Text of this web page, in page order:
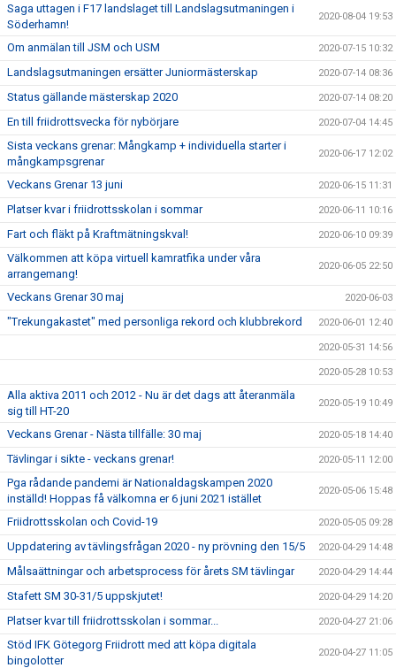
Saga uttagen i F17 landslaget till Landslagsutmaningen i
Söderhamn!
2020-08-04 19:53
Om anmälan till JSM och USM 2020-07-15 10:32
Landslagsutmaningen ersätter Juniormästerskap 2020-07-14 08:36
Status gällande mästerskap 2020 2020-07-14 08:20
En till friidrottsvecka för nybörjare 2020-07-04 14:45
Sista veckans grenar: Mångkamp + individuella starter i
mångkampsgrenar
2020-06-17 12:02
Veckans Grenar 13 juni 2020-06-15 11:31
Platser kvar i friidrottsskolan i sommar 2020-06-11 10:16
Fart och fläkt på Kraftmätningskval! 2020-06-10 09:39
Välkommen att köpa virtuell kamratfika under våra
arrangemang!
2020-06-05 22:50
Veckans Grenar 30 maj 2020-06-03
"Trekungakastet" med personliga rekord och klubbrekord 2020-06-01 12:40
2020-05-31 14:56
2020-05-28 10:53
Alla aktiva 2011 och 2012 - Nu är det dags att återanmäla
sig till HT-20
2020-05-19 10:49
Veckans Grenar - Nästa tillfälle: 30 maj 2020-05-18 14:40
Tävlingar i sikte - veckans grenar! 2020-05-11 12:00
Pga rådande pandemi är Nationaldagskampen 2020
inställd! Hoppas få välkomna er 6 juni 2021 istället
2020-05-06 15:48
Friidrottsskolan och Covid-19 2020-05-05 09:28
Uppdatering av tävlingsfrågan 2020 - ny prövning den 15/5 2020-04-29 14:48
Målsaättningar och arbetsprocess för årets SM tävlingar 2020-04-29 14:44
Stafett SM 30-31/5 uppskjutet! 2020-04-29 14:20
Platser kvar till friidrottsskolan i sommar... 2020-04-27 21:06
Stöd IFK Götegorg Friidrott med att köpa digitala
bingolotter
2020-04-27 11:05